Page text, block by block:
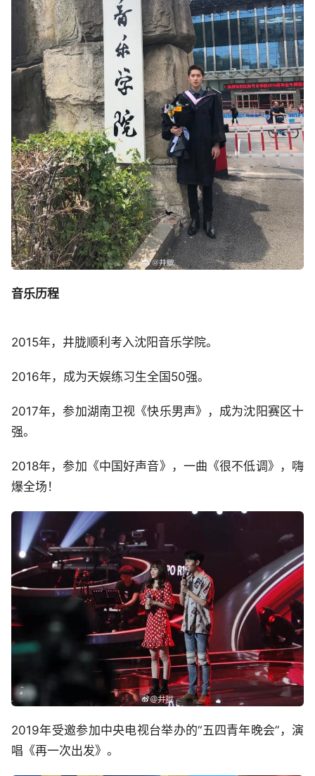
音乐历程
2015年，井胧顺利考入沈阳音乐学院。
2016年，成为天娱练习生全国50强。
2017年，参加湖南卫视《快乐男声》，成为沈阳赛区十
强。
2018年，参加《中国好声音》，一曲《很不低调》，嗨
爆全场！
2019年受邀参加中央电视台举办的“五四青年晚会”，演
唱《再一次出发》。